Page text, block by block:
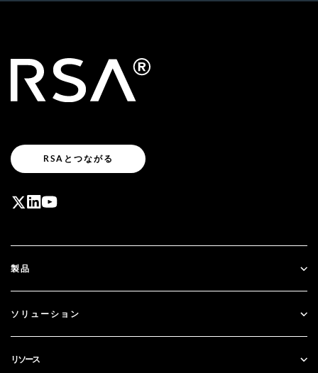
RSAとつながる
製品
SecurID
ソリューション
リソース